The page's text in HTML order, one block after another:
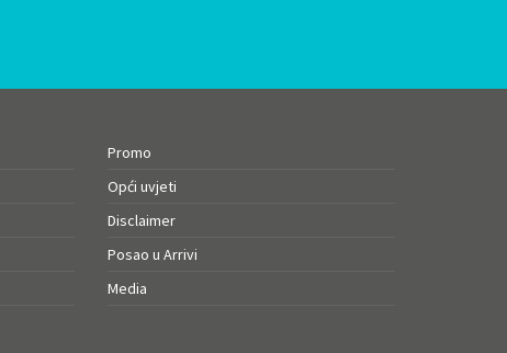
Promo
Opći uvjeti
Disclaimer
Posao u Arrivi
Media